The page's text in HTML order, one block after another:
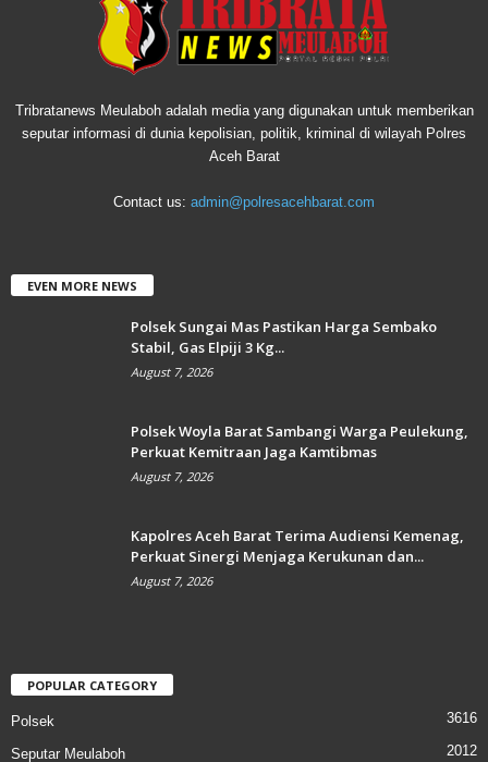
Tribratanews Meulaboh adalah media yang digunakan untuk memberikan
seputar informasi di dunia kepolisian, politik, kriminal di wilayah Polres
Aceh Barat
Contact us: admin@polresacehbarat.com
EVEN MORE NEWS
Polsek Sungai Mas Pastikan Harga Sembako
Stabil, Gas Elpiji 3 Kg...
August 7, 2026
Polsek Woyla Barat Sambangi Warga Peulekung,
Perkuat Kemitraan Jaga Kamtibmas
August 7, 2026
Kapolres Aceh Barat Terima Audiensi Kemenag,
Perkuat Sinergi Menjaga Kerukunan dan...
August 7, 2026
POPULAR CATEGORY
Polsek 3616
Seputar Meulaboh 2012